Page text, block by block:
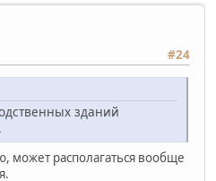
#24
зданий
может располагаться вообще